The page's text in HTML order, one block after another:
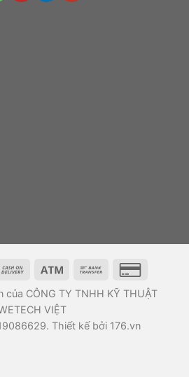
CÔNG TY TNHH KỸ THUẬT
VIỆT
Thiết kế bởi 176.vn